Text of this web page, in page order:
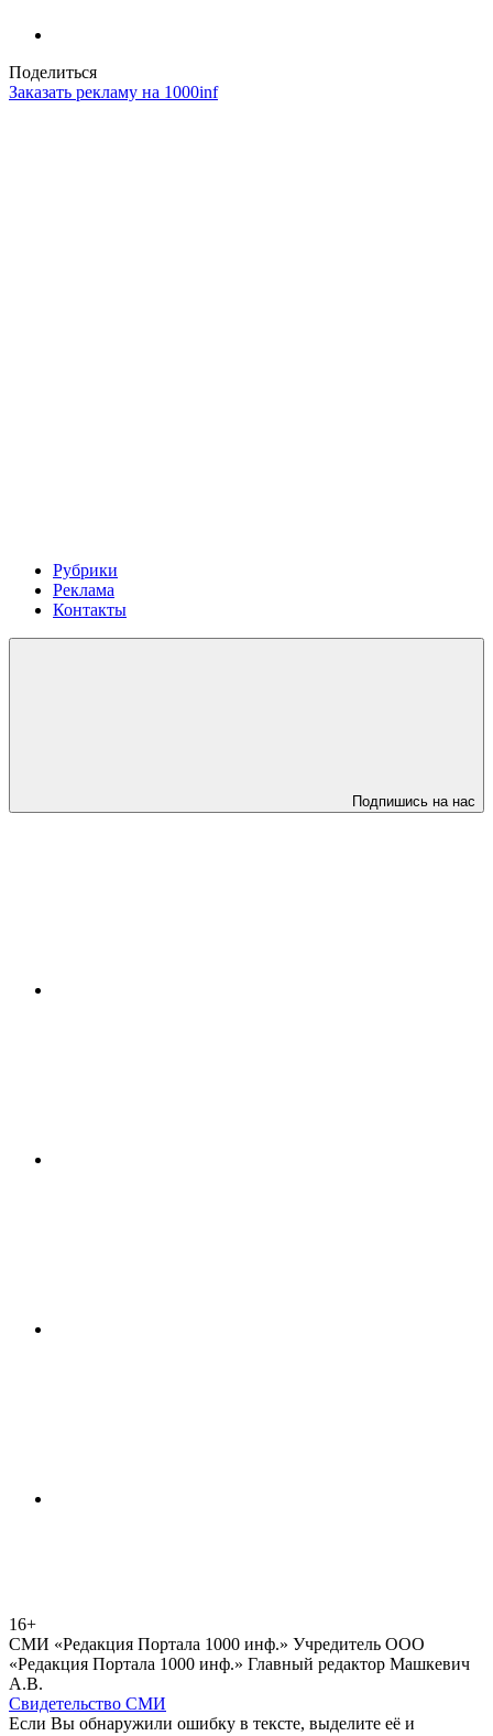
Поделиться
Заказать рекламу на 1000inf
Рубрики
Реклама
Контакты
Подпишись на нас
16+
СМИ «Редакция Портала 1000 инф.» Учредитель ООО
«Редакция Портала 1000 инф.» Главный редактор Машкевич
А.В.
Свидетельство СМИ
Если Вы обнаружили ошибку в тексте, выделите её и